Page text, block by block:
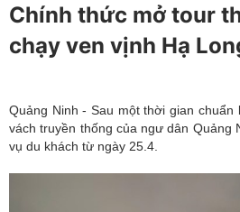
Chính thức mở tour
chạy ven vịnh Hạ
Quảng Ninh - Sau một thời gian chuẩn
vách truyền thống của ngư dân Quảng
vụ du khách từ ngày 25.4.